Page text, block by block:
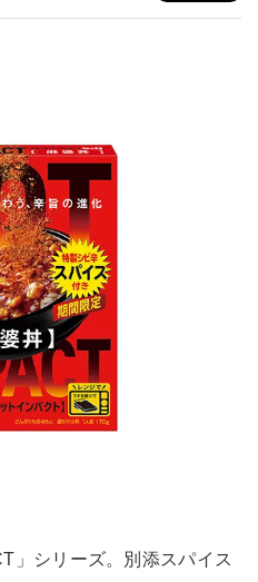
」シリーズ。別添スパイス